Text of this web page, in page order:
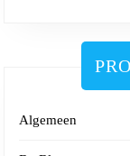
Algemeen